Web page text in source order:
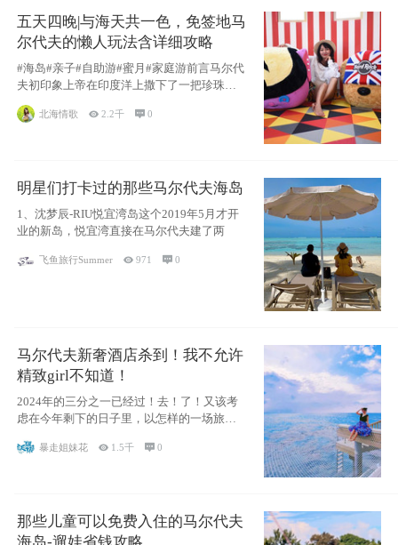
五天四晚|与海天共一色，免签地马
尔代夫的懒人玩法含详细攻略
#海岛#亲子#自助游#蜜月#家庭游前言马尔代
夫初印象上帝在印度洋上撒下了一把珍珠，
北海情歌 2.2千 0
明星们打卡过的那些马尔代夫海岛
1、沈梦辰-RIU悦宜湾岛这个2019年5月才开
业的新岛，悦宜湾直接在马尔代夫建了两
飞鱼旅行Summer 971 0
马尔代夫新奢酒店杀到！我不允许
精致girl不知道！
2024年的三分之一已经过！去！了！又该考
虑在今年剩下的日子里，以怎样的一场旅行
暴走姐妹花  1.5千 0
那些儿童可以免费入住的马尔代夫